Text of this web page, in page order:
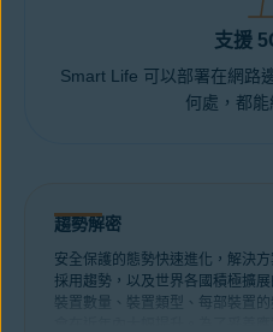
支援
Smart Life 可以部署在網路
何處，都能
趨勢解密
安全保護的態勢快速進化，解決
採用趨勢，以及世界各國積極擴
裝置數量、裝置類型、每部裝置